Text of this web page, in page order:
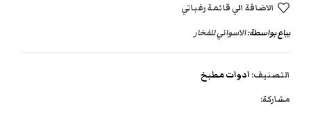
الاضافة الي قائمة رغباتي
يباع بواسطة:الاسواني للفخار
التصنيف: ادوات مطبخ
مشاركة: